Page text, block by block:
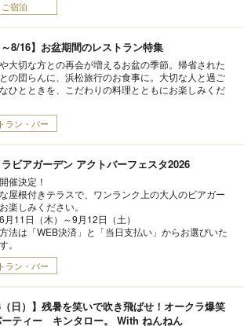
ご宿泊
～8/16】お盆期間のレストラン特集
大切な方との再会が増えるお盆の季節。帰省された
の団らんに、浜松旅行のお食事に。大切な人と過ご
ひとときを、こだわりの料理とともにお楽しみくだ
ラン・バー
ビアガーデン アクトバーフェスタ2026
催決定！
屋根付きテラスで、ワンランク上の大人のビアガー
楽しみください。
月11日（木）～9月12日（土）
法は「WEB決済」と「当日支払い」からお選びいた
。
ラン・バー
（日）】残暑を笑いで吹き飛ばせ！オークラ爆笑
ーティー キンタロー。 With ねんねん